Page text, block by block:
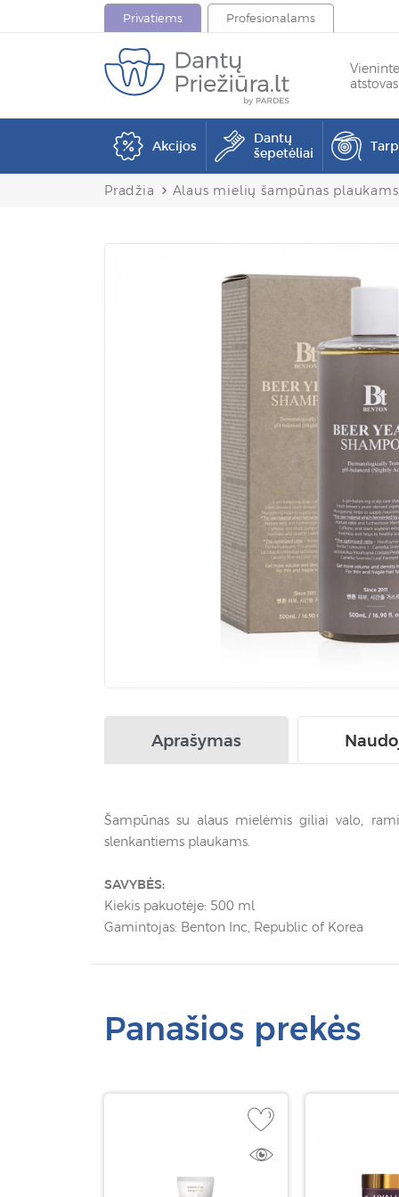
Privatiems Profesionalams
Akcijos
Dantų
šepetėliai
Pradžia Alaus mielių šampūnas
Aprašymas
Šampūnas su alaus mielėmis giliai valo,
slenkantiems plaukams.
SAVYBĖS:
Kiekis pakuotėje: 500 ml
Gamintojas: Benton Inc, Republic of Korea
Panašios prekės